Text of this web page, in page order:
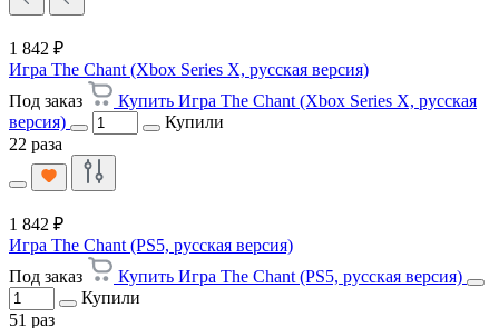
1 842 ₽
Игра The Chant (Xbox Series X, русская версия)
Под заказ
Купить Игра The Chant (Xbox Series X, русская
версия)
Купили
22 раза
1 842 ₽
Игра The Chant (PS5, русская версия)
Под заказ
Купить Игра The Chant (PS5, русская версия)
Купили
51 раз